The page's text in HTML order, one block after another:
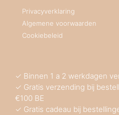
Privacyverklaring
Algemene voorwaarden
Cookiebeleid
✓ Binnen 1 a 2 werkdagen
✓ Gratis verzending bij
€100 BE
✓ Gratis cadeau bij